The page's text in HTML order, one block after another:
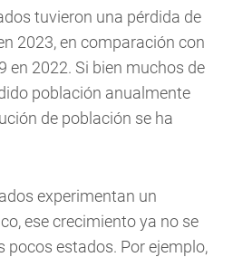
tuvieron una pérdida de
2023, en comparación con
en 2022. Si bien muchos de
población anualmente
de población se ha
experimentan un
ese crecimiento ya no se
pocos estados. Por ejemplo,